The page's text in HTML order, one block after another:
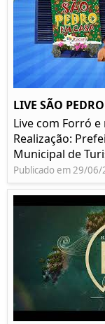
LIVE SÃO
Live com Forró
Realização:
Municipal de
Publicado em 29/06/